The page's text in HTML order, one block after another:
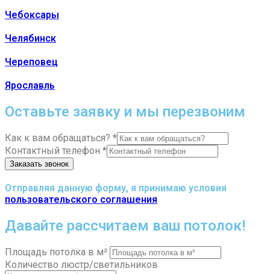
Чебоксары
Челябинск
Череповец
Ярославль
Оставьте заявку и мы перезвоним
Как к вам обращаться? *
Контактный телефон *
Заказать звонок
Отправляя данную форму, я принимаю условия
пользовательского соглашения
Давайте рассчитаем ваш потолок!
Площадь потолка в м²
Количество люстр/светильников